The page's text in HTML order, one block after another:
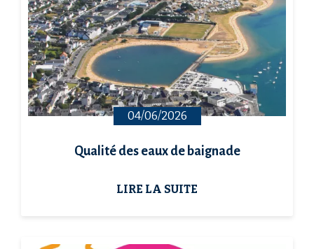
04/06/2026
Qualité des eaux de baignade
LIRE LA SUITE